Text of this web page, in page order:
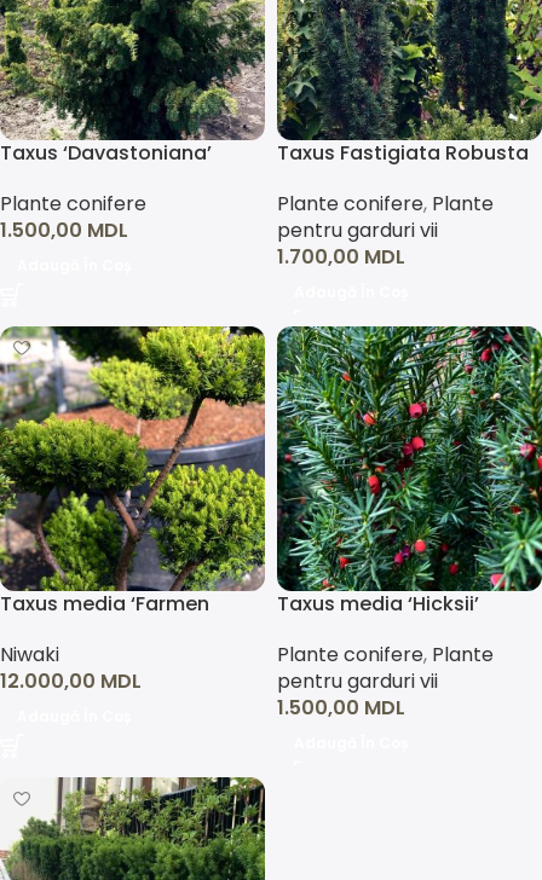
Taxus ‘Davastoniana’
Plante conifere
1.500,00 MDL
Taxus Fastigiata Robusta
Plante conifere, Plante
pentru garduri vii
1.700,00 MDL
Taxus media ‘Farmen
⁠Niwaki
12.000,00 MDL
Taxus media ‘Hicksii’
Plante conifere, Plante
pentru garduri vii
1.500,00 MDL